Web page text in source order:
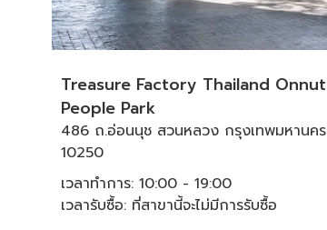
Treasure Factory Thailand Onnut
People Park
486 ถ.อ่อนนุช สวนหลวง กรุงเทพมหานคร
10250
เวลาทำการ: 10:00 - 19:00
เวลารับซื้อ: ที่สาขานี้จะไม่มีการรับซื้อ